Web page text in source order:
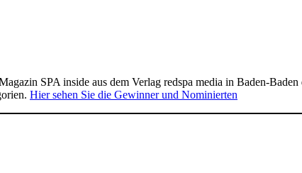
SPA inside aus dem Verlag redspa media in Baden-
Hier sehen Sie die Gewinner und Nominierten